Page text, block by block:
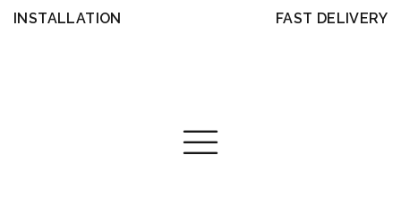
INSTALLATION FAST DELIVERY